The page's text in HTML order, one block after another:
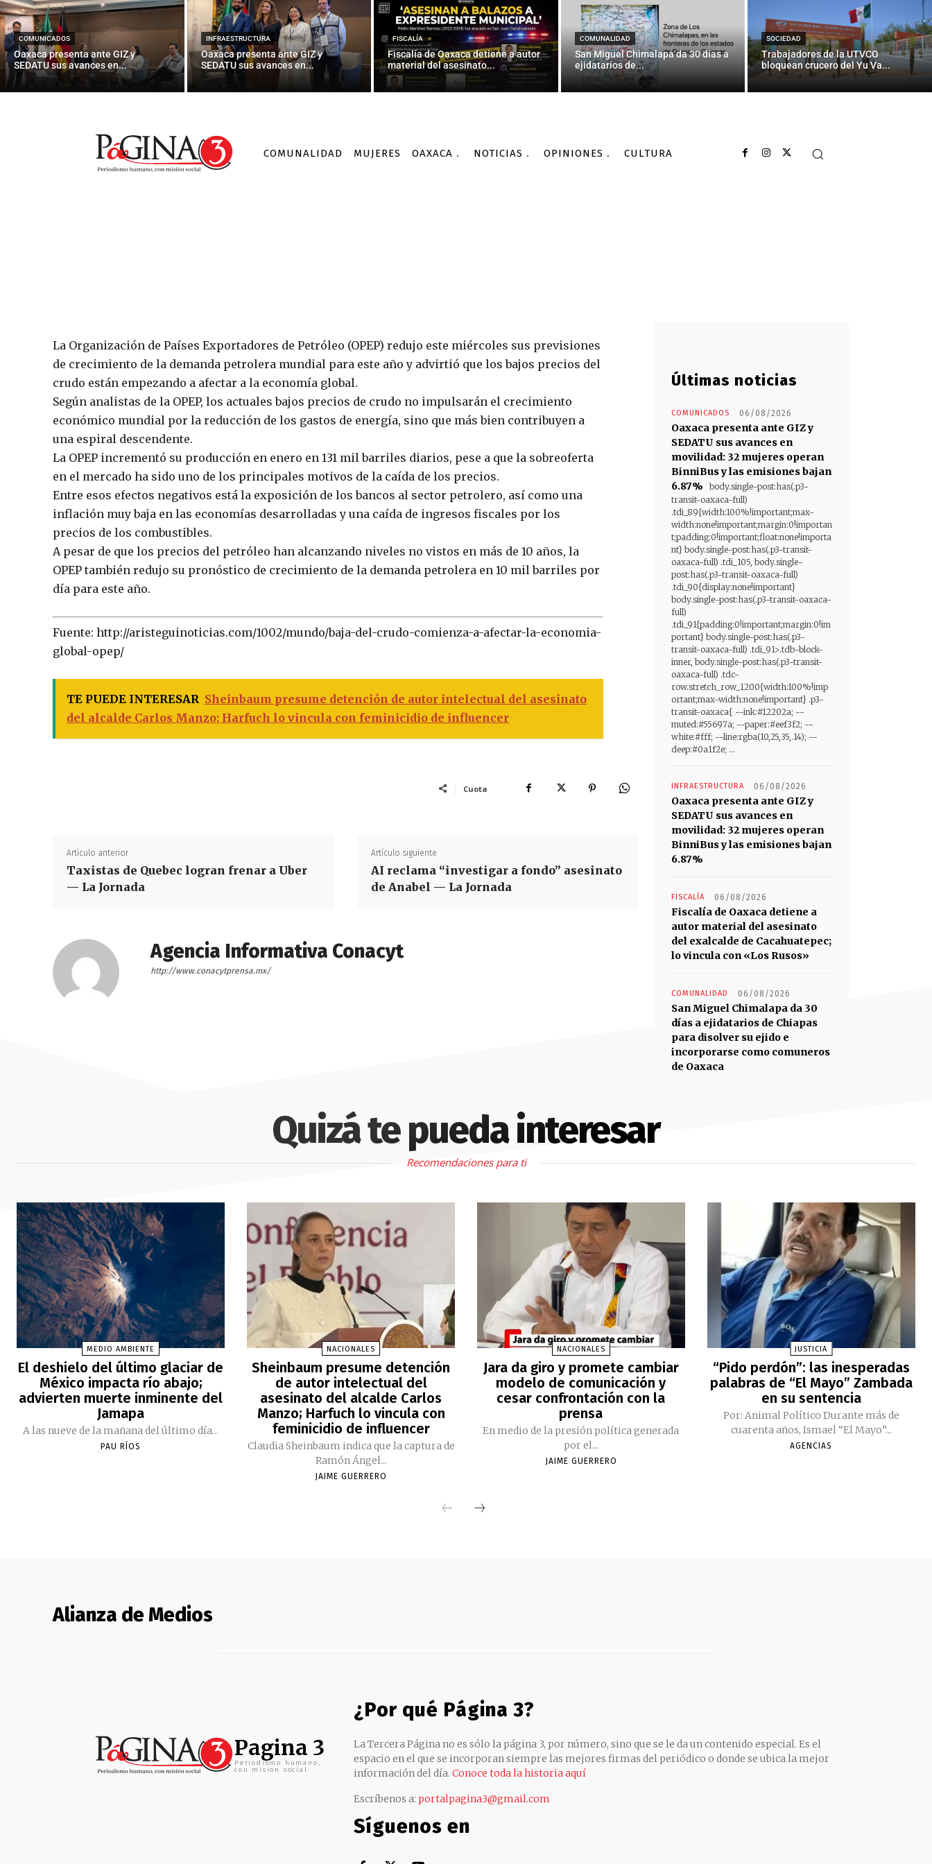
COMUNICADOS
Oaxaca presenta ante GIZ y
SEDATU sus avances en...
INFRAESTRUCTURA
Oaxaca presenta ante GIZ y
SEDATU sus avances en...
FISCALÍA
Fiscalía de Oaxaca detiene a autor
material del asesinato...
COMUNALIDAD
San Miguel Chimalapa da 30 días a
ejidatarios de...
SOCIEDAD
Trabajadores de la UTVCO
bloquean crucero del Yu Va...
COMUNALIDAD MUJERES OAXACA NOTICIAS OPINIONES CULTURA
global: OPEP
Por AGENCIA INFORMATIVA CONACYT - 10/02/2016
La Organización de Países Exportadores de Petróleo (OPEP) redujo este miércoles sus previsiones
de crecimiento de la demanda petrolera mundial para este año y advirtió que los bajos precios del
crudo están empezando a afectar a la economía global.
Según analistas de la OPEP, los actuales bajos precios de crudo no impulsarán el crecimiento
económico mundial por la reducción de los gastos de energía, sino que más bien contribuyen a
una espiral descendente.
La OPEP incrementó su producción en enero en 131 mil barriles diarios, pese a que la sobreoferta
en el mercado ha sido uno de los principales motivos de la caída de los precios.
Entre esos efectos negativos está la exposición de los bancos al sector petrolero, así como una
inflación muy baja en las economías desarrolladas y una caída de ingresos fiscales por los
precios de los combustibles.
A pesar de que los precios del petróleo han alcanzando niveles no vistos en más de 10 años, la
OPEP también redujo su pronóstico de crecimiento de la demanda petrolera en 10 mil barriles por
día para este año.
Fuente: http://aristeguinoticias.com/1002/mundo/baja-del-crudo-comienza-a-afectar-la-economia-
global-opep/
TE PUEDE INTERESAR Sheinbaum presume detención de autor intelectual del asesinato
del alcalde Carlos Manzo; Harfuch lo vincula con feminicidio de influencer
Cuota
Artículo anterior
Taxistas de Quebec logran frenar a Uber
— La Jornada
Artículo siguiente
AI reclama “investigar a fondo” asesinato
de Anabel — La Jornada
Agencia Informativa Conacyt
http://www.conacytprensa.mx/
Últimas noticias
COMUNICADOS 06/08/2026
Oaxaca presenta ante GIZ y
SEDATU sus avances en
movilidad: 32 mujeres operan
BinniBus y las emisiones bajan
6.87%
body.single-post:has(.p3-
transit-oaxaca-full)
.tdi_89{width:100%!important;max-
width:none!important;margin:0!importan
t;padding:0!important;float:none!importa
nt} body.single-post:has(.p3-transit-
oaxaca-full) .tdi_105, body.single-
post:has(.p3-transit-oaxaca-full)
.tdi_90{display:none!important}
body.single-post:has(.p3-transit-oaxaca-
full)
.tdi_91{padding:0!important;margin:0!im
portant} body.single-post:has(.p3-
transit-oaxaca-full) .tdi_91>.tdb-block-
inner, body.single-post:has(.p3-transit-
oaxaca-full) .tdc-
row.stretch_row_1200{width:100%!imp
ortant;max-width:none!important} .p3-
transit-oaxaca{ --ink:#12202a; --
muted:#55697a; --paper:#eef3f2; --
white:#fff; --line:rgba(10,25,35,.14); --
deep:#0a1f2e; ...
INFRAESTRUCTURA 06/08/2026
Oaxaca presenta ante GIZ y
SEDATU sus avances en
movilidad: 32 mujeres operan
BinniBus y las emisiones bajan
6.87%
FISCALÍA 06/08/2026
Fiscalía de Oaxaca detiene a
autor material del asesinato
del exalcalde de Cacahuatepec;
lo vincula con «Los Rusos»
COMUNALIDAD 06/08/2026
San Miguel Chimalapa da 30
días a ejidatarios de Chiapas
para disolver su ejido e
incorporarse como comuneros
de Oaxaca
Quizá te pueda interesar
Recomendaciones para ti
MEDIO AMBIENTE
El deshielo del último glaciar de
México impacta río abajo;
advierten muerte inminente del
Jamapa
A las nueve de la mañana del último día...
PAU RÍOS
NACIONALES
Sheinbaum presume detención
de autor intelectual del
asesinato del alcalde Carlos
Manzo; Harfuch lo vincula con
feminicidio de influencer
Claudia Sheinbaum indica que la captura de
Ramón Ángel...
JAIME GUERRERO
NACIONALES
Jara da giro y promete cambiar
modelo de comunicación y
cesar confrontación con la
prensa
En medio de la presión política generada
por el...
JAIME GUERRERO
JUSTICIA
“Pido perdón”: las inesperadas
palabras de “El Mayo” Zambada
en su sentencia
Por: Animal Político Durante más de
cuarenta años, Ismael “El Mayo”...
AGENCIAS
Alianza de Medios
Pagina 3
Periodismo humano,
con mision social
¿Por qué Página 3?
La Tercera Página no es sólo la página 3, por número, sino que se le da un contenido especial. Es el
espacio en el que se incorporan siempre las mejores firmas del periódico o donde se ubica la mejor
información del día. Conoce toda la historia aquí
Escríbenos a: portalpagina3@gmail.com
Síguenos en